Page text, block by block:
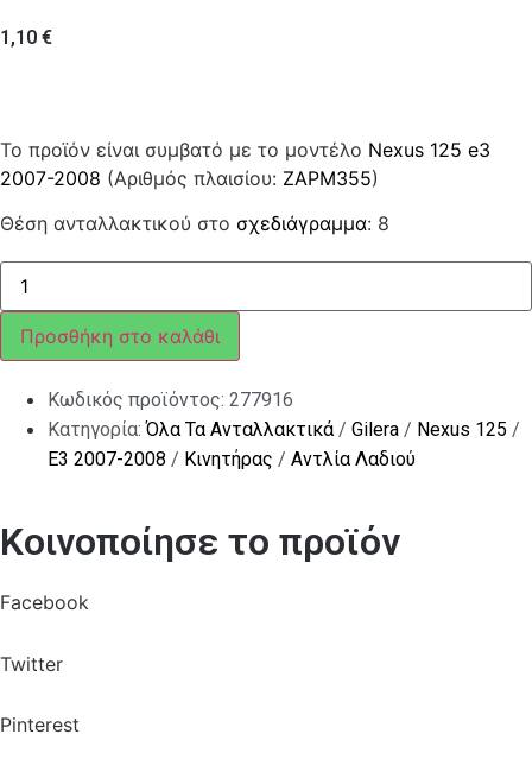
1,10 €
Το προϊόν είναι συμβατό με το μοντέλο Nexus 125 e3
2007-2008 (Αριθμός πλαισίου: ZAPM355)
Θέση ανταλλακτικού στο σχεδιάγραμμα: 8
ΟΔΗΓΟΣ
ΚΑΠΑΚΙΟΥ
SC
50<>500
4T
7,5
ποσότητα
Προσθήκη στο καλάθι
Κωδικός προϊόντος: 277916
Κατηγορία:Όλα Τα Ανταλλακτικά/ Gilera / Nexus 125 /
E3 2007-2008 / Κινητήρας / Αντλία Λαδιού
Κοινοποίησε το προϊόν
Facebook
Twitter
Pinterest